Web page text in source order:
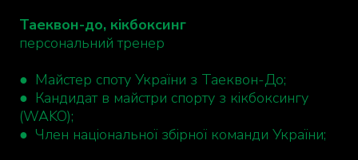
Таеквон-до, кікбоксинг
персональний тренер
● Майстер споту України з Таеквон-До;
● Кандидат в майстри спорту з кікбоксингу
(WAKO);
● Член національної збірної команди України;